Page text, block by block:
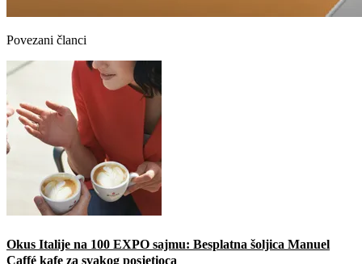
Povezani članci
Okus Italije na 100 EXPO sajmu: Besplatna šoljica Manuel
Caffé kafe za svakog posjetioca